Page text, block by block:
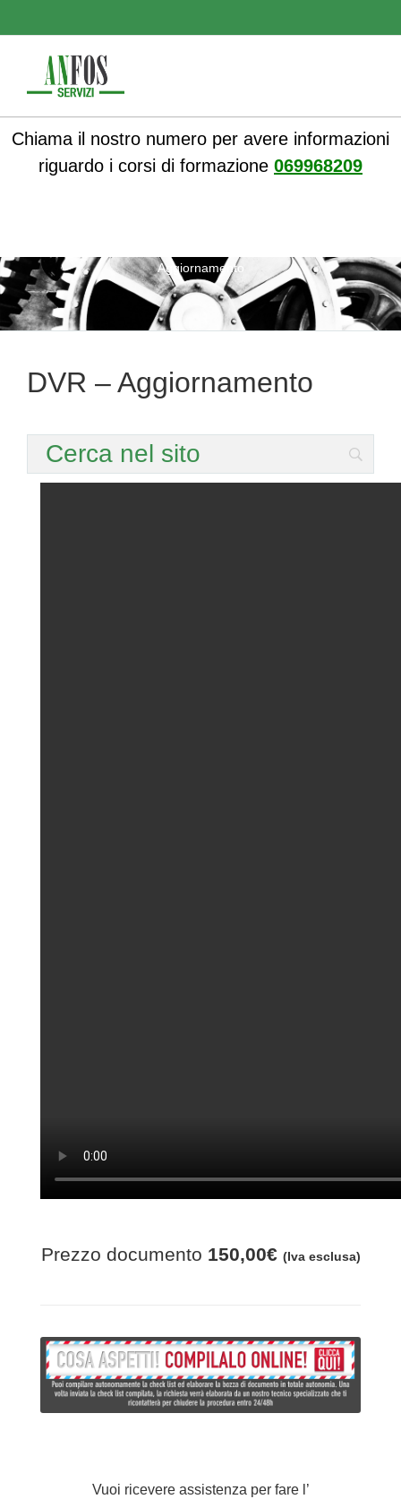
Chiama il nostro numero per avere informazioni
riguardo i corsi di formazione 069968209
Aggiornamento
DVR – Aggiornamento
Prezzo documento 150,00€ (Iva esclusa)
Vuoi ricevere assistenza per fare l’